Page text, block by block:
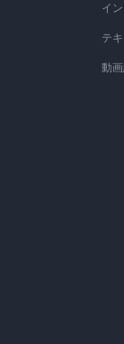
イ
テ
動